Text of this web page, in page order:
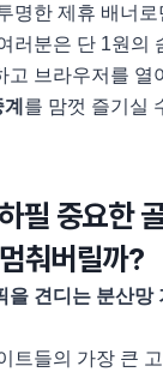
명한 제휴 배너
러분은 단 1원의
고 브라우저를 열
를 맘껏 즐기실
필 중요한
춰버릴까?
을 견디는 분산망
트들의 가장 큰